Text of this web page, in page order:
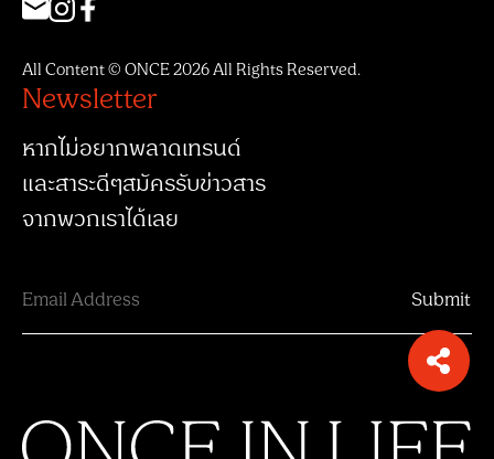
All Content © ONCE 2026 All Rights Reserved.
Newsletter
หากไม่อยากพลาดเทรนด์
และสาระดีๆสมัครรับข่าวสาร
จากพวกเราได้เลย